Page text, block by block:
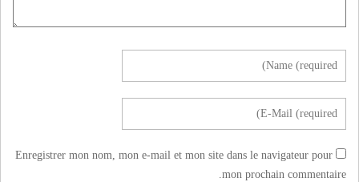
Enregistrer mon nom, mon e-mail et mon site dans le navigateur pour
mon prochain commentaire.